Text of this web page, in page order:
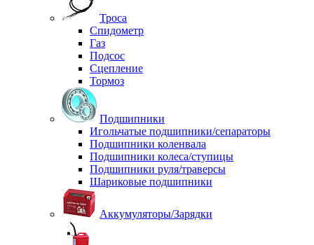
Троса
Спидометр
Газ
Подсос
Сцепление
Тормоз
Подшипники
Игольчатые подшипники/сепараторы
Подшипники коленвала
Подшипники колеса/ступицы
Подшипники руля/траверсы
Шариковые подшипники
Аккумуляторы/Зарядки